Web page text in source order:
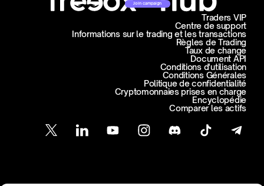
Join campaign
Centre de support
Informations sur le trading et les transactions
Traders VIP
Règles de Trading
Taux de change
Document API
Conditions d'utilisation
Conditions Générales
Politique de confidentialité
Cryptomonnaies prises en charge
Encyclopédie
Comparer les actifs